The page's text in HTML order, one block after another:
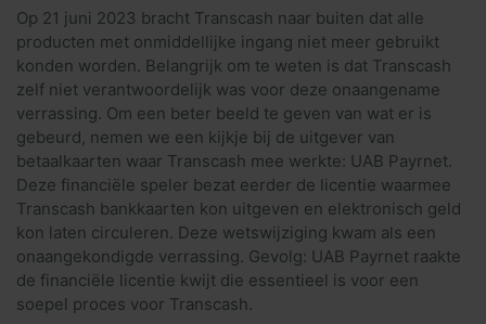
Op 21 juni 2023 bracht Transcash naar buiten dat alle
producten met onmiddellijke ingang niet meer gebruikt
konden worden. Belangrijk om te weten is dat Transcash
zelf niet verantwoordelijk was voor deze onaangename
verrassing. Om een beter beeld te geven van wat er is
gebeurd, nemen we een kijkje bij de uitgever van
betaalkaarten waar Transcash mee werkte: UAB Payrnet.
Deze financiële speler bezat eerder de licentie waarmee
Transcash bankkaarten kon uitgeven en elektronisch geld
kon laten circuleren. Deze wetswijziging kwam als een
onaangekondigde verrassing. Gevolg: UAB Payrnet raakte
de financiële licentie kwijt die essentieel is voor een
soepel proces voor Transcash.